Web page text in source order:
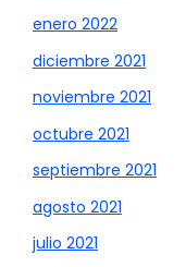
enero 2022
diciembre 2021
noviembre 2021
octubre 2021
septiembre 2021
agosto 2021
julio 2021